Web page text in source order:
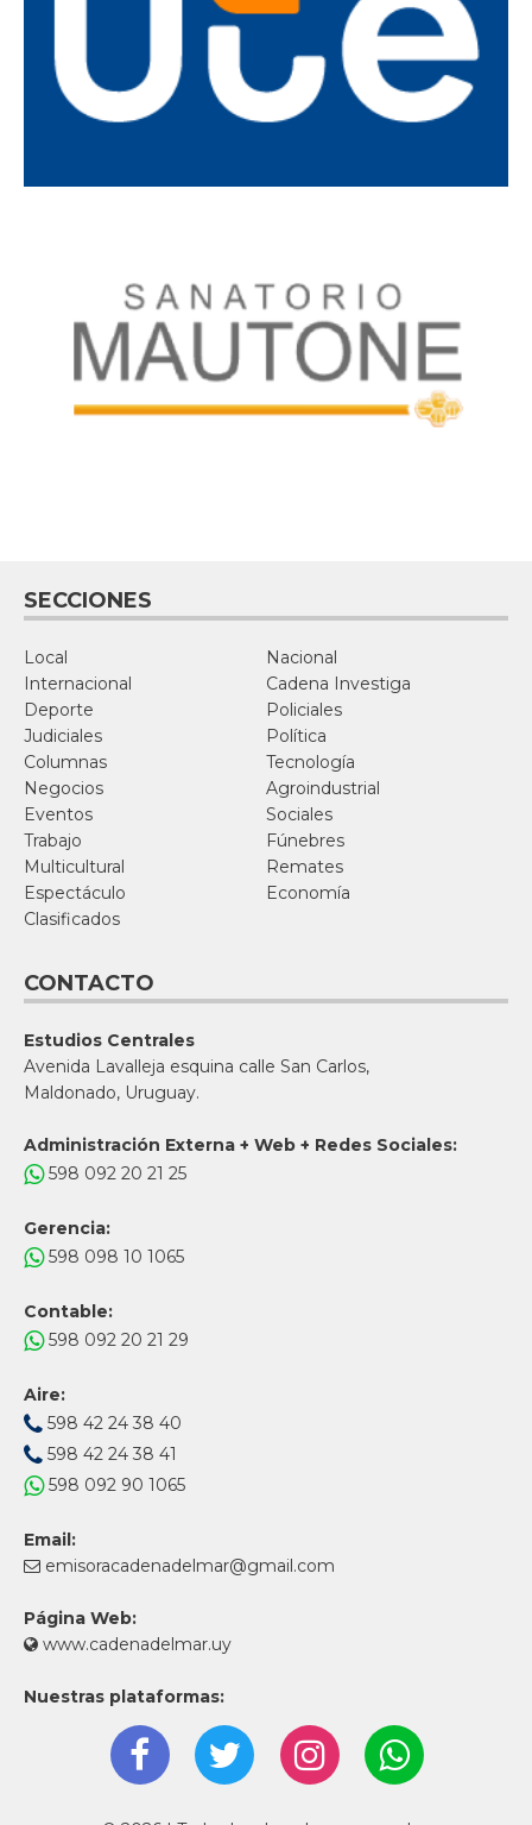
SECCIONES
Local
Nacional
Internacional
Cadena Investiga
Deporte
Policiales
Judiciales
Política
Columnas
Tecnología
Negocios
Agroindustrial
Eventos
Sociales
Trabajo
Fúnebres
Multicultural
Remates
Espectáculo
Economía
Clasificados
CONTACTO
Estudios Centrales
Avenida Lavalleja esquina calle San Carlos,
Maldonado, Uruguay.
Administración Externa + Web + Redes Sociales:
598 092 20 21 25
Gerencia:
598 098 10 1065
Contable:
598 092 20 21 29
Aire:
598 42 24 38 40
598 42 24 38 41
598 092 90 1065
Email:
emisoracadenadelmar@gmail.com
Página Web:
www.cadenadelmar.uy
Nuestras plataformas: